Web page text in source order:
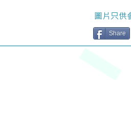
圖片只供
Share